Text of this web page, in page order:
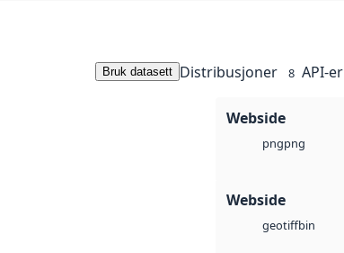
Bruk datasett Distribusjoner 8 API-er
Webside
pngpng
Webside
geotiffbin